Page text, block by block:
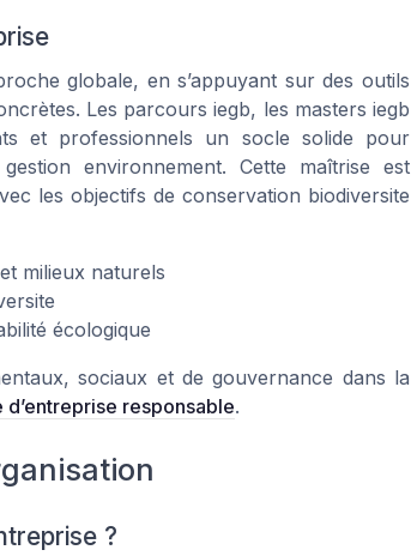
globale, en s’appuyant sur des outils
Les parcours iegb, les masters iegb
et professionnels un socle solide pour
environnement. Cette maîtrise est
les objectifs de conservation biodiversite
milieux naturels
écologique
sociaux et de gouvernance dans la
responsable.
?